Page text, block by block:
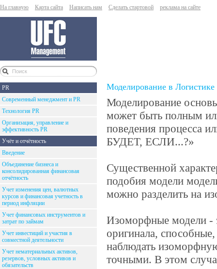
На главную Карта сайта Написать нам Сделать стартовой реклама на сайте
PR
Современный менеджмент и PR
Технология PR
Организация, управление и
эффективность PR
Учёт и отчётность
Введение
Объединение бизнеса и
консолидированная финансовая
отчётность
Учет изменения цен, валютных
курсов и финансовая учетность в
период инфляции
Учет финансовых инструментов и
затрат по займам
Учет инвестиций и участия в
совместной деятельности
Учет нематериальных активов,
резервов, условных активов и
обязательств
Моделирование в Логистике
Моделирование
может быть полным
поведения процесса
БУДЕТ, ЕСЛИ...?»
Существенной
подобия модели
можно разделить на
Изоморфные модели -
оригинала,
наблюдать
точными. В этом